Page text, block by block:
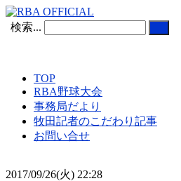
検索...
TOP
RBA野球大会
事務局だより
牧田記者のこだわり記事
お問い合せ
2017/09/26(火) 22:28